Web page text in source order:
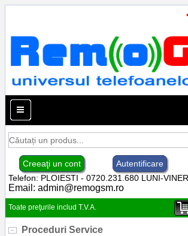
Creeaţi un cont
Autentificare
Telefon: PLOIESTI - 0720.231.680 LUNI-
Email: admin@remogsm.ro
Toate preţurile includ T.V.A.
Proceduri Service